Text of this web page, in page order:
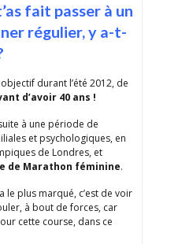
fait passer à un
régulier, y a-t-
durant l’été 2012, de
d’avoir 40 ans !
à une période de
et psychologiques, en
de Londres, et
de Marathon féminine.
le plus marqué, c’est de voir
à bout de forces, car
cette course, dans ce